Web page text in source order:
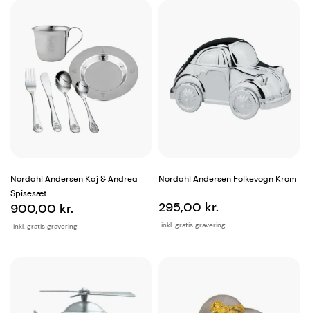
Nordahl Andersen Kaj & Andrea
Spisesæt
inkl. gratis gravering
900,00 kr.
Nordahl Andersen Folkevogn Krom
inkl. gratis gravering
295,00 kr.